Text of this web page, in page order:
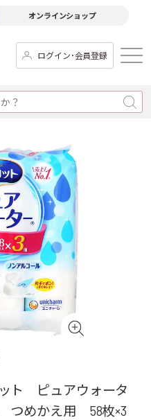
オンラインショップ
ログイン･会員登録
ト ピュアウォータ
つめかえ用 58枚×3